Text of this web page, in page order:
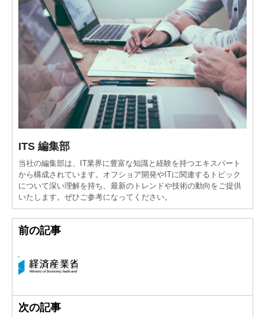
ITS 編集部
当社の編集部は、IT業界に豊富な知識と経験を持つエキスパート
から構成されています。オフショア開発やITに関連するトピック
について深い理解を持ち、最新のトレンドや技術の動向をご提供
いたします。ぜひご参考になってください。
前の記事
次の記事